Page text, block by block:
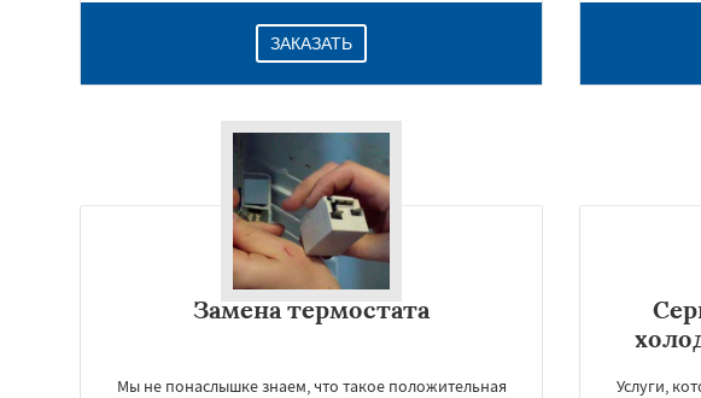
ЗАКАЗАТЬ
Замена термостата
Мы не понаслышке знаем, что такое положительная
Услуги,